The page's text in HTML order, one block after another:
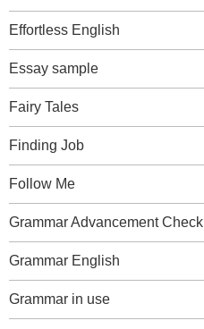
Effortless English
Essay sample
Fairy Tales
Finding Job
Follow Me
Grammar Advancement Check
Grammar English
Grammar in use